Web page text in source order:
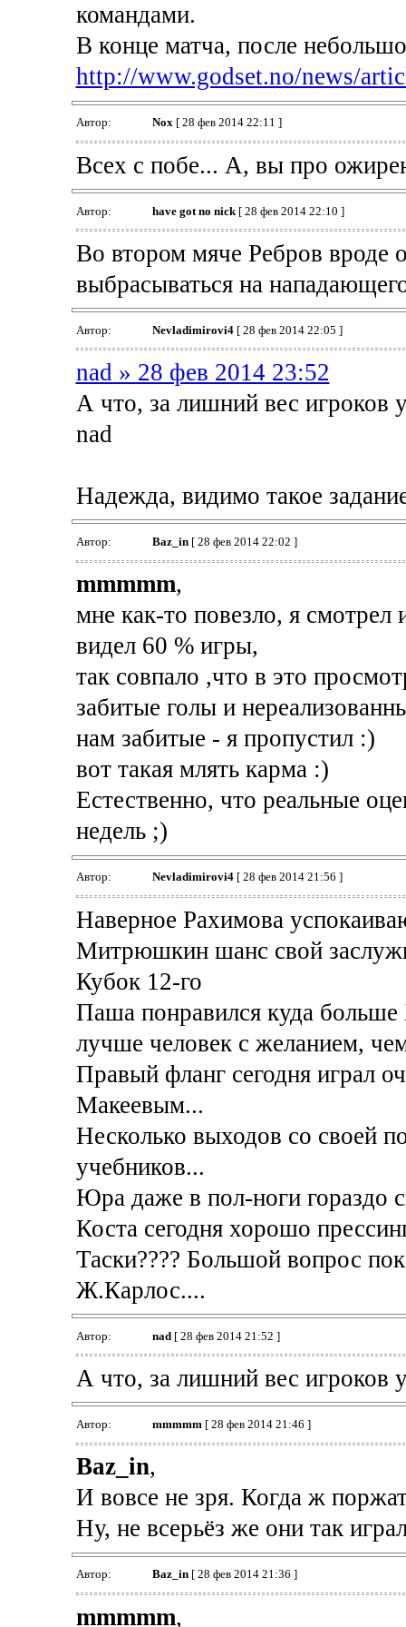
командами.
В конце матча, после
http://www.godset.no/news/
Автор: Nox[ 28 фев 2014 22:11 ]
Всех с побе... А, вы про
Автор: have got no nick[ 28 фев 2014 22:10 ]
Во втором мяче Ребров вроде
выбрасываться на
Автор: Nevladimirovi4[ 28 фев 2014 22:05 ]
nad » 28 фев 2014 23:52
А что, за лишний вес игроков
nad
Надежда, видимо такое
Автор: Baz_in[ 28 фев 2014 22:02 ]
mmmmm,
мне как-то повезло, я смотрел
видел 60 % игры,
так совпало ,что в это
забитые голы и
нам забитые - я пропустил :)
вот такая млять карма :)
Естественно, что реальные
недель ;)
Автор: Nevladimirovi4[ 28 фев 2014 21:56 ]
Наверное Рахимова
Митрюшкин шанс свой
Кубок 12-го
Паша понравился куда
лучше человек с желанием,
Правый фланг сегодня играл
Макеевым...
Несколько выходов со своей
учебников...
Юра даже в пол-ноги гораздо
Коста сегодня хорошо
Таски???? Большой вопрос
Ж.Карлос....
Автор: nad[ 28 фев 2014 21:52 ]
А что, за лишний вес игроков
Автор: mmmmm[ 28 фев 2014 21:46 ]
Baz_in,
И вовсе не зря. Когда ж
Ну, не всерьёз же они так
Автор: Baz_in[ 28 фев 2014 21:36 ]
mmmmm,